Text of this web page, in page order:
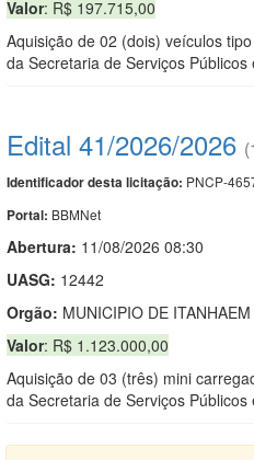
Valor: R$ 197.715,00
Aquisição de 02 (dois) veículos
da Secretaria de Serviços Públicos
Edital 41/2026/2026
Identificador desta licitação: PNCP-
Portal: BBMNet
Abertura: 11/08/2026 08:30
UASG: 12442
Orgão: MUNICIPIO DE ITANHAEM
Valor: R$ 1.123.000,00
Aquisição de 03 (três) mini
da Secretaria de Serviços Públicos